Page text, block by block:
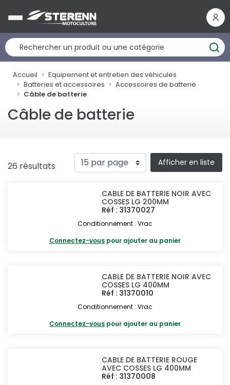
Accueil
Equipement et entretien des véhicules
Batteries et accessoires
Accessoires de batterie
Câble de batterie
Câble de batterie
26 résultats Afficher en liste
CABLE DE BATTERIE NOIR AVEC
COSSES LG 200MM
Réf : 31370027
Conditionnement : Vrac
Connectez-vous pour ajouter au panier
CABLE DE BATTERIE NOIR AVEC
COSSES LG 400MM
Réf : 31370010
Conditionnement : Vrac
Connectez-vous pour ajouter au panier
CABLE DE BATTERIE ROUGE
AVEC COSSES LG 400MM
Réf : 31370008